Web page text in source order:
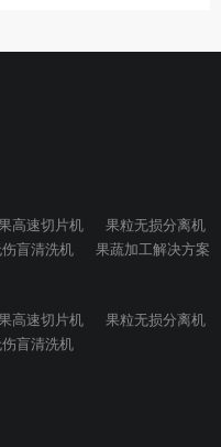
高速切片机
果粒无损分离机
伤盲清洗机 果蔬加工解决方案
高速切片机
果粒无损分离机
伤盲清洗机